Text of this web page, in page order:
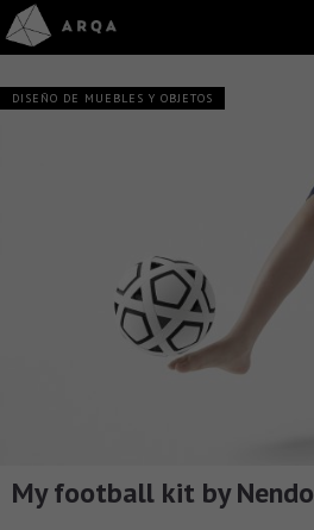
DISEÑO DE MUEBLES Y OBJETOS
My football kit by Nendo